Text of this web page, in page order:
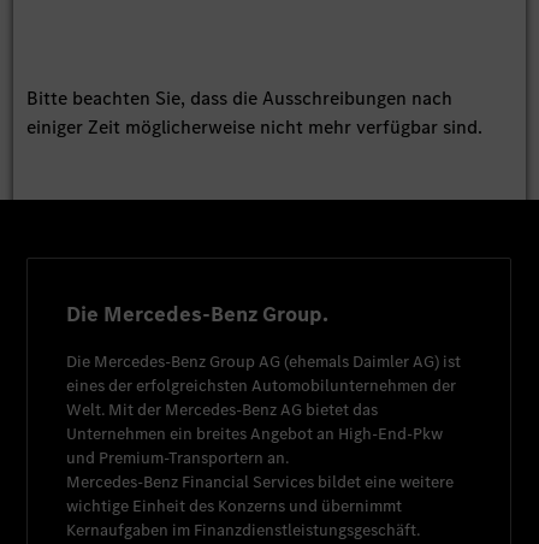
Bitte beachten Sie, dass die Ausschreibungen nach
einiger Zeit möglicherweise nicht mehr verfügbar sind.
Die Mercedes-Benz Group.
Die Mercedes-Benz Group AG (ehemals Daimler AG) ist
eines der erfolgreichsten Automobilunternehmen der
Welt. Mit der Mercedes-Benz AG bietet das
Unternehmen ein breites Angebot an High-End-Pkw
und Premium-Transportern an.
Mercedes-Benz Financial Services bildet eine weitere
wichtige Einheit des Konzerns und übernimmt
Kernaufgaben im Finanzdienstleistungsgeschäft.